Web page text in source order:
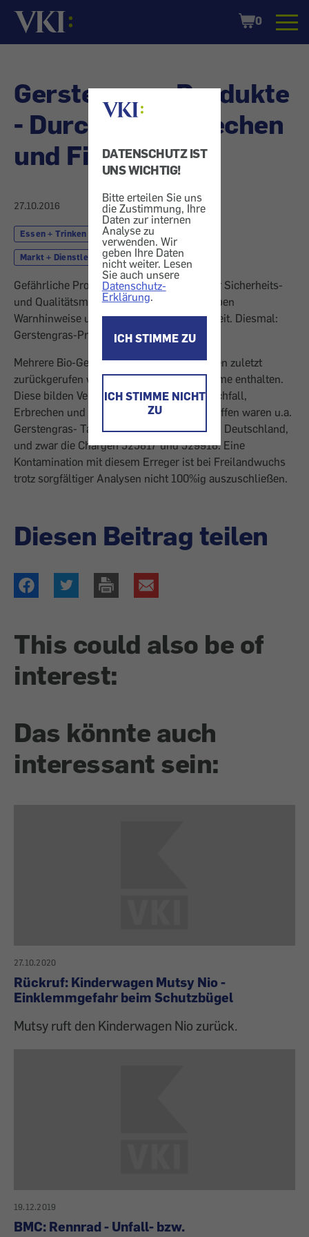
DATENSCHUTZ IST
UNS WICHTIG!
Bitte erteilen Sie uns
die Zustimmung, Ihre
Daten zur internen
Analyse zu
verwenden. Wir
geben Ihre Daten
nicht weiter. Lesen
Sie auch unsere
Datenschutz-
Erklärung.
ICH STIMME ZU
ICH STIMME NICHT
ZU
Startseite
Shopping
Cart
0
Gerstengras-Produkte
- Durchfall, Erbrechen
und Fieber
27.10.2016
Essen + Trinken Schadstoff
Markt + Dienstleistung Rückruf
Gefährliche Produkte: Wir informieren über Sicherheits-
und Qualitätsmängel, Rückrufaktionen, geben
Warnhinweise und Tipps für mehr Sicherheit. Diesmal:
Gerstengras-Produkte.
Mehrere Bio-Gerstengras-Produkte mussten zuletzt
zurückgerufen werden, weil sie E.-coli-Keime enthalten.
Diese bilden Verotoxin, wodurch es zu Durchfall,
Erbrechen und Fieber kommen kann. Betroffen waren u.a.
Gerstengras- Tabletten der Marke Hanojou, Deutschland,
und zwar die Chargen 525817 und 529918. Eine
Kontamination mit diesem Erreger ist bei Freilandwuchs
trotz sorgfältiger Analysen nicht 100%ig auszuschließen.
Diesen Beitrag teilen
This could also be of
interest:
Das könnte auch
interessant sein:
27.10.2020
Rückruf: Kinderwagen Mutsy Nio -
Einklemmgefahr beim Schutzbügel
Mutsy ruft den Kinderwagen Nio zurück.
19.12.2019
BMC: Rennrad - Unfall- bzw.